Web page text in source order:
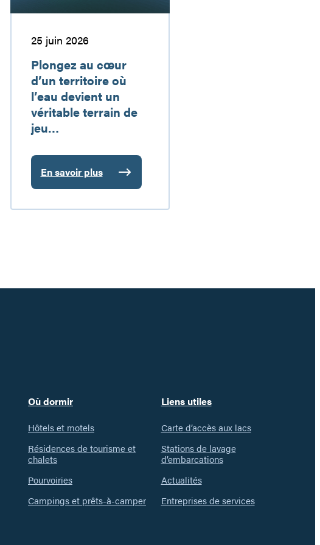
l’eau
véritable
terrain
25 juin 2026
Plongez au cœur
d’un territoire où
l’eau devient un
véritable terrain de
jeu…
En savoir plus
:
Plongez
au
Où dormir
Hôtels et motels
Résidences de tourisme et
chalets
Pourvoiries
Campings et prêts-à-camper
Liens utiles
Carte d’accès aux lacs
Stations de lavage
d’embarcations
Actualités
Entreprises de services